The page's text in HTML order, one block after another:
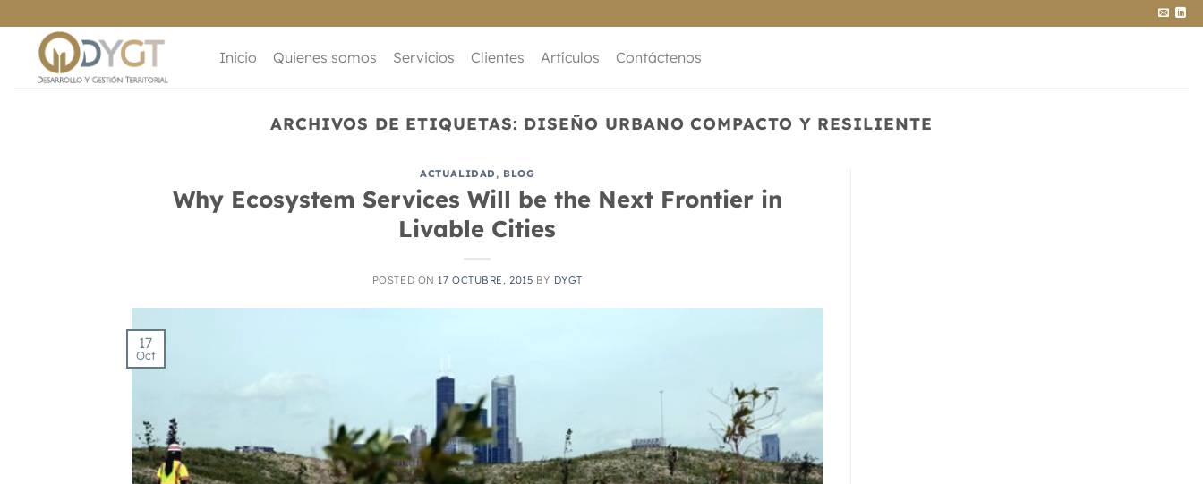
al
contenido
Inicio Quienes somos Servicios Clientes Artículos Contáctenos
ARCHIVOS DE ETIQUETAS: DISEÑO URBANO COMPACTO Y RESILIENTE
ACTUALIDAD, BLOG
Why Ecosystem Services Will be the Next Frontier in
Livable Cities
POSTED ON 17 OCTUBRE, 2015 BY DYGT
17
Oct